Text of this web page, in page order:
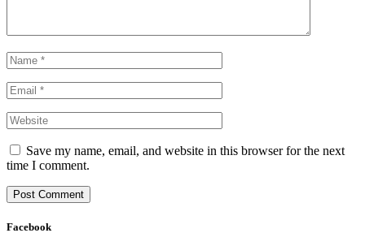
Save my name, email, and website in this browser for the next
time I comment.
Facebook